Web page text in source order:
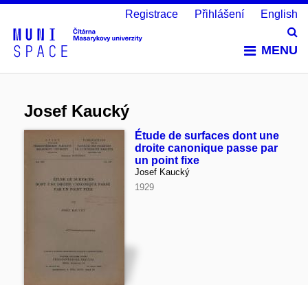
MENU
Registrace Přihlášení English
Josef Kaucký
Étude de surfaces dont une
droite canonique passe par
un point fixe
Josef Kaucký
1929